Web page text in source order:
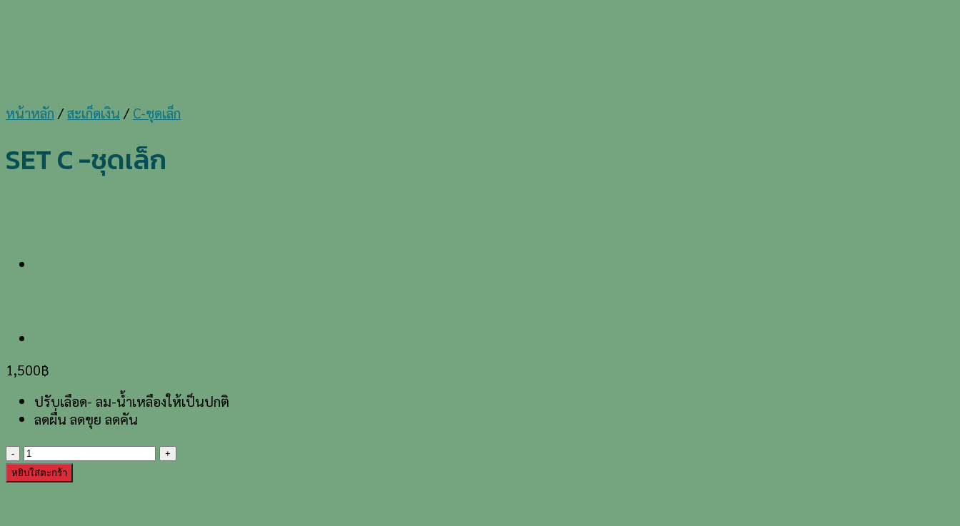
หน้าหลัก / สะเก็ดเงิน / C-ชุดเล็ก
SET C -ชุดเล็ก
1,500฿
ปรับเลือด- ลม-น้ำเหลืองให้เป็นปกติ
ลดผื่น ลดขุย ลดคัน
จำนวน
SET
C
หยิบใส่ตะกร้า